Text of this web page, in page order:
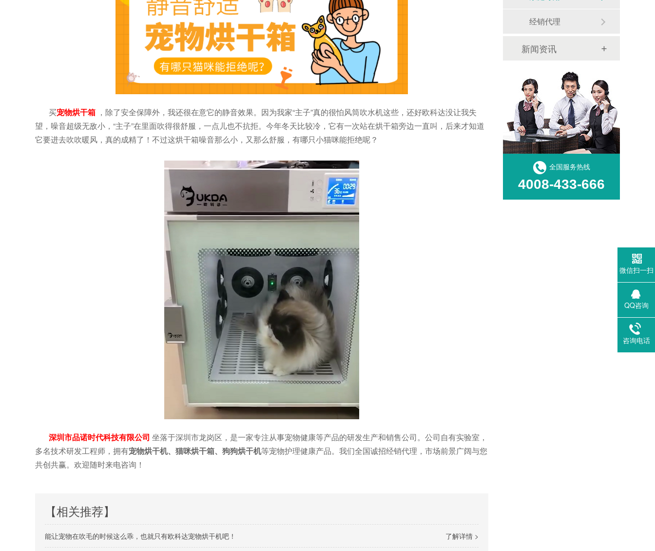
买宠物烘干箱 ，除了安全保障外，我还很在意它的静音效果。因为我家“主子”真的很怕风筒吹水机这些，还好欧科达没让我失
望，噪音超级无敌小，“主子”在里面吹得很舒服，一点儿也不抗拒。今年冬天比较冷，它有一次站在烘干箱旁边一直叫，后来才知道
它要进去吹吹暖风，真的成精了！不过这烘干箱噪音那么小， 又那么舒服 ，有哪只小猫咪能拒绝呢？
深圳市品诺时代科技有限公司 坐落于深圳市龙岗区，是一家专注从事宠物健康等产品的研发生产和销售公司。公司自有实验室，
多名技术研发工程师，拥有宠物烘干机、猫咪烘干箱、狗狗烘干机等宠物护理健康产品。我们全国诚招经销代理，市场前景广阔与您
共创共赢。欢迎随时来电咨询！
【相关推荐】
了解详情 >
能让宠物在吹毛的时候这么乖，也就只有欧科达宠物烘干机吧！
经销代理
新闻资讯
全国服务热线
4008-433-666
微信扫一扫
QQ咨询
咨询电话